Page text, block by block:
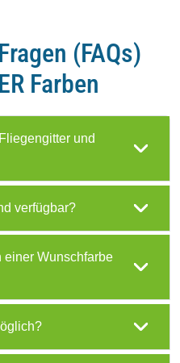
(FAQs)
Farben
und
verfügbar?
einer Wunschfarbe